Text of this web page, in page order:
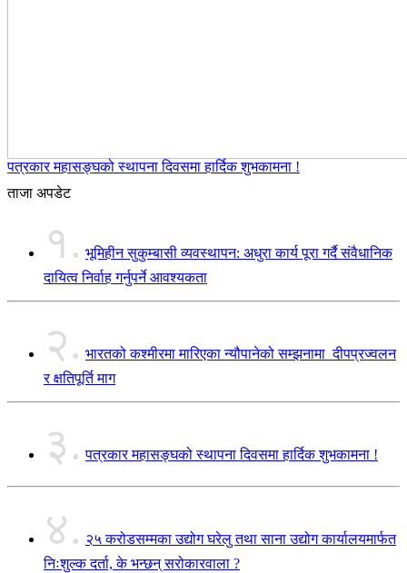
पत्रकार महासङ्घको स्थापना दिवसमा हार्दिक शुभकामना !
ताजा अपडेट
१. भूमिहीन सुकुम्बासी व्यवस्थापन: अधुरा कार्य पूरा गर्दै संवैधानिक
दायित्व निर्वाह गर्नुपर्ने आवश्यकता
२. भारतको कश्मीरमा मारिएका न्यौपानेको सम्झनामा दीपप्रज्वलन
र क्षतिपूर्ति माग
३. पत्रकार महासङ्घको स्थापना दिवसमा हार्दिक शुभकामना !
४. २५ करोडसम्मका उद्योग घरेलु तथा साना उद्योग कार्यालयमार्फत
निःशुल्क दर्ता, के भन्छन् सरोकारवाला ?